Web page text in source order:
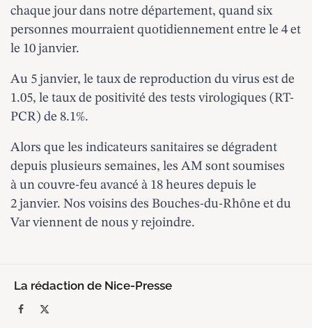
chaque jour dans notre département, quand six
personnes mourraient quotidiennement entre le 4 et
le 10 janvier.
Au 5 janvier, le taux de reproduction du virus est de
1.05, le taux de positivité des tests virologiques (RT-
PCR) de 8.1%.
Alors que les indicateurs sanitaires se dégradent
depuis plusieurs semaines, les AM sont soumises
à un couvre-feu avancé à 18 heures depuis le
2 janvier. Nos voisins des Bouches-du-Rhône et du
Varviennent de nous y rejoindre.
La rédaction de Nice-Presse
Facebook